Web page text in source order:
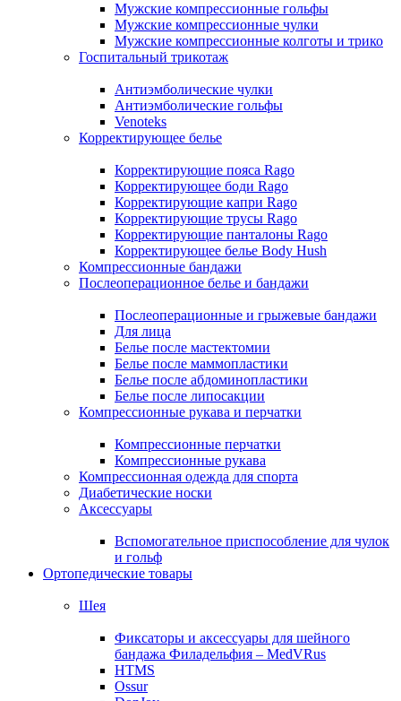
Мужские компрессионные гольфы
Мужские компрессионные чулки
Мужские компрессионные колготы и трико
Госпитальный трикотаж
Антиэмболические чулки
Антиэмболические гольфы
Venoteks
Корректирующее белье
Корректирующие пояса Rago
Корректирующее боди Rago
Корректирующие капри Rago
Корректирующие трусы Rago
Корректирующие панталоны Rago
Корректирующее белье Body Hush
Компрессионные бандажи
Послеоперационное белье и бандажи
Послеоперационные и грыжевые бандажи
Для лица
Белье после мастектомии
Белье после маммопластики
Белье после абдоминопластики
Белье после липосакции
Компрессионные рукава и перчатки
Компрессионные перчатки
Компрессионные рукава
Компрессионная одежда для спорта
Диабетические носки
Аксессуары
Вспомогательное приспособление для чулок
и гольф
Ортопедические товары
Шея
Фиксаторы и аксессуары для шейного
бандажа Филадельфия – MedVRus
HTMS
Ossur